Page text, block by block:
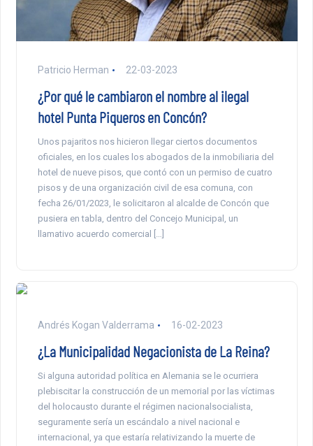
Patricio Herman 22-03-2023
¿Por qué le cambiaron el nombre al ilegal
hotel Punta Piqueros en Concón?
Unos pajaritos nos hicieron llegar ciertos documentos
oficiales, en los cuales los abogados de la inmobiliaria del
hotel de nueve pisos, que contó con un permiso de cuatro
pisos y de una organización civil de esa comuna, con
fecha 26/01/2023, le solicitaron al alcalde de Concón que
pusiera en tabla, dentro del Concejo Municipal, un
llamativo acuerdo comercial […]
Andrés Kogan Valderrama 16-02-2023
¿La Municipalidad Negacionista de La Reina?
Si alguna autoridad política en Alemania se le ocurriera
plebiscitar la construcción de un memorial por las víctimas
del holocausto durante el régimen nacionalsocialista,
seguramente sería un escándalo a nivel nacional e
internacional, ya que estaría relativizando la muerte de